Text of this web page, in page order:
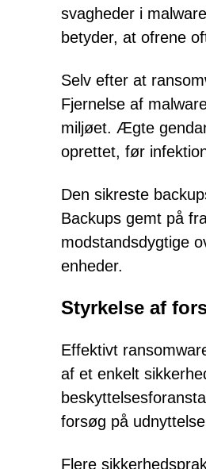
svagheder i
betyder, at ofrene
Selv efter at
Fjernelse af
miljøet. Ægte
oprettet, før
Den sikreste
Backups gemt på
modstandsdygtige
enheder.
Styrkelse af
Effektivt
af et enkelt
forsøg på
Flere